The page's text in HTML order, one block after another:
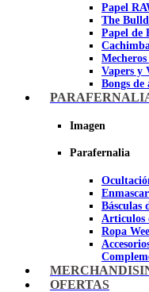
Papel
The
Papel de
Vapers y
Bongs de
Bandejas
Pipas BHO
Dabbers
Imagen
Imagen
Parafernalia
Básculas
Articulos
Ropa
Inciensos
OFERTAS